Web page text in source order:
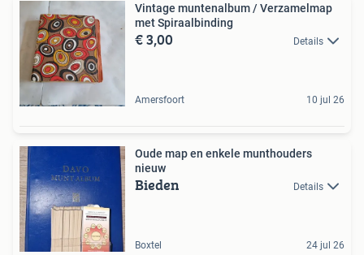
Vintage muntenalbum / Verzamelmap
met Spiraalbinding
€ 3,00 Details
Amersfoort 10 jul 26
Oude map en enkele munthouders
nieuw
Bieden Details
Boxtel 24 jul 26